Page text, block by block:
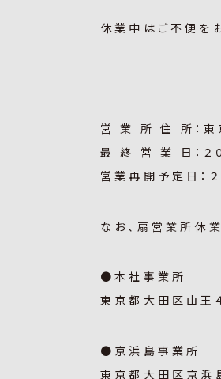
休業中はご不便を
営 業 所 住 所：東
最 終 営 業 日：２
営業再開予定日：
なお、扇営業所休
●本社事業所
東京都大田区山王
●京浜島事業所
東京都大田区京浜